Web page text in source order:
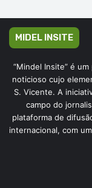
MIDEL INSITE
“Mindel Insite” é
noticioso cujo
S. Vicente. A
campo do
plataforma de
internacional, com